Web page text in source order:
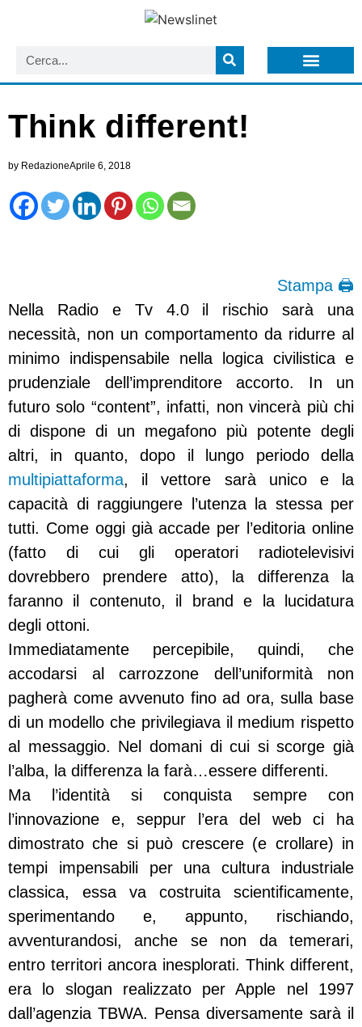
Think different!
by RedazioneAprile 6, 2018
Stampa 🖨
Nella Radio e Tv 4.0 il rischio sarà una
necessità, non un comportamento da ridurre al
minimo indispensabile nella logica civilistica e
prudenziale dell’imprenditore accorto. In un
futuro solo “content”, infatti, non vincerà più chi
di dispone di un megafono più potente degli
altri, in quanto, dopo il lungo periodo della
multipiattaforma, il vettore sarà unico e la
capacità di raggiungere l’utenza la stessa per
tutti. Come oggi già accade per l’editoria online
(fatto di cui gli operatori radiotelevisivi
dovrebbero prendere atto), la differenza la
faranno il contenuto, il brand e la lucidatura
degli ottoni.
Immediatamente percepibile, quindi, che
accodarsi al carrozzone dell’uniformità non
pagherà come avvenuto fino ad ora, sulla base
di un modello che privilegiava il medium rispetto
al messaggio. Nel domani di cui si scorge già
l’alba, la differenza la farà…essere differenti.
Ma l’identità si conquista sempre con
l’innovazione e, seppur l’era del web ci ha
dimostrato che si può crescere (e crollare) in
tempi impensabili per una cultura industriale
classica, essa va costruita scientificamente,
sperimentando e, appunto, rischiando,
avventurandosi, anche se non da temerari,
entro territori ancora inesplorati. Think different,
era lo slogan realizzato per Apple nel 1997
dall’agenzia TBWA. Pensa diversamente sarà il